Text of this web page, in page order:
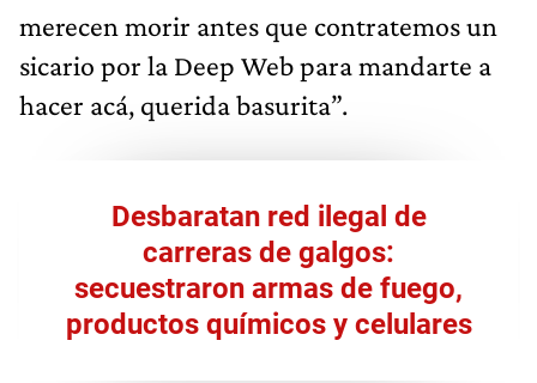
merecen morir antes que contratemos un
sicario por la Deep Web para mandarte a
hacer acá, querida basurita”.
Desbaratan red ilegal de
carreras de galgos:
secuestraron armas de fuego,
productos químicos y celulares